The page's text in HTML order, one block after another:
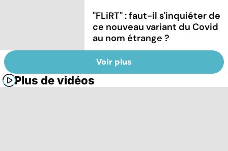
"FLiRT" : faut-il s'inquiéter de
ce nouveau variant du Covid
au nom étrange ?
Voir plus
Plus de vidéos